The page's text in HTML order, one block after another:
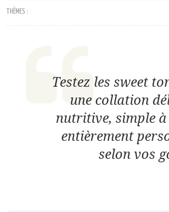
THÈMES :
Testez les sweet
une collation
nutritive, simple
entièrement
selon vos